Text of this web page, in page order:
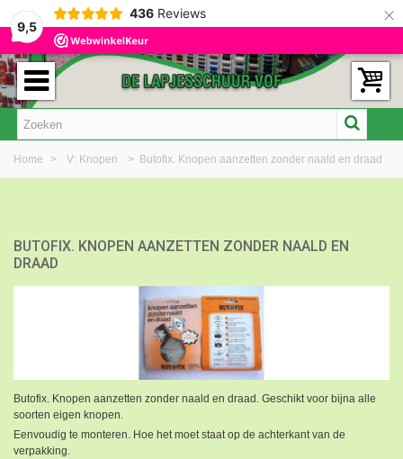
9,5
436 Reviews ×
Home > V: Knopen > Butofix. Knopen aanzetten zonder naald en draad
BUTOFIX. KNOPEN AANZETTEN ZONDER NAALD EN
DRAAD
Butofix. Knopen aanzetten zonder naald en draad. Geschikt voor bijna alle
soorten eigen knopen.
Eenvoudig te monteren. Hoe het moet staat op de achterkant van de
verpakking.